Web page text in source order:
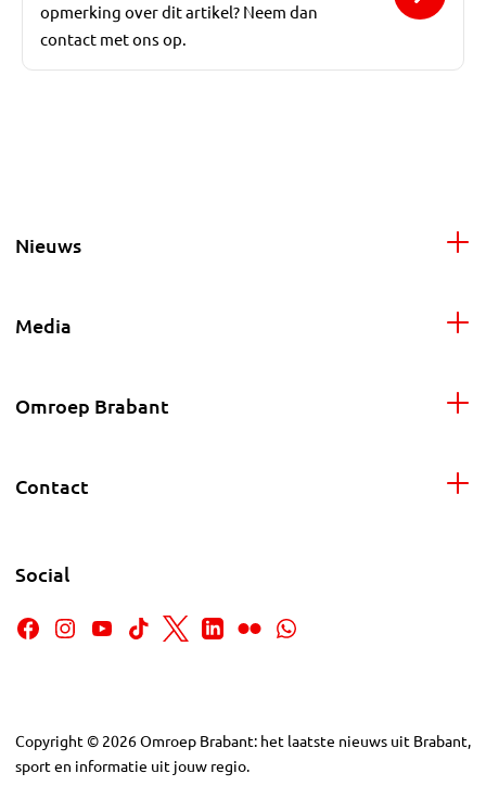
opmerking over dit artikel? Neem dan
contact met ons op.
Nieuws
Media
Omroep Brabant
Contact
Social
Copyright © 2026Omroep Brabant: het laatste nieuws uit Brabant,
sport en informatie uit jouw regio.